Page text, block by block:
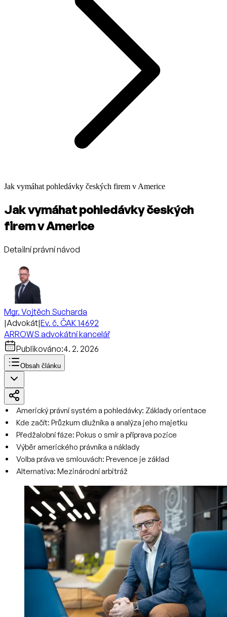
Jak vymáhat pohledávky českých firem v Americe
Jak vymáhat pohledávky českých
firem v Americe
Detailní právní návod
Mgr. Vojtěch Sucharda
|Advokát|Ev. č. ČAK 14692
ARROWS advokátní kancelář
Publikováno:4. 2. 2026
Obsah článku
Americký právní systém a pohledávky: Základy orientace
Kde začít: Průzkum dlužníka a analýza jeho majetku
Předžalobní fáze: Pokus o smír a příprava pozice
Výběr amerického právníka a náklady
Volba práva ve smlouvách: Prevence je základ
Alternativa: Mezinárodní arbitráž